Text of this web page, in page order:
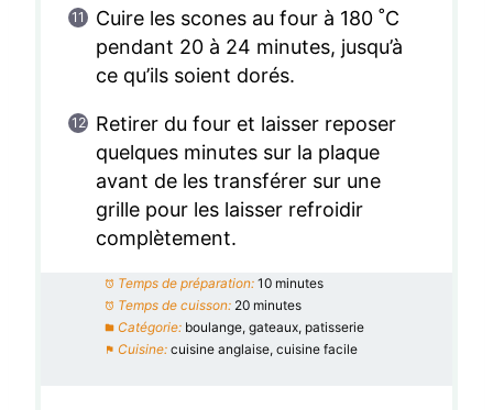
Cuire les scones au four à 180 ˚C
pendant 20 à 24 minutes, jusqu’à
ce qu’ils soient dorés.
Retirer du four et laisser reposer
quelques minutes sur la plaque
avant de les transférer sur une
grille pour les laisser refroidir
complètement.
Temps de préparation: 10 minutes
Temps de cuisson: 20 minutes
Catégorie: boulange, gateaux, patisserie
Cuisine: cuisine anglaise, cuisine facile